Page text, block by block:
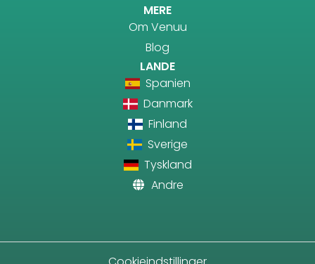
MERE
Om Venuu
Blog
LANDE
Spanien
Danmark
Finland
Sverige
Tyskland
Andre